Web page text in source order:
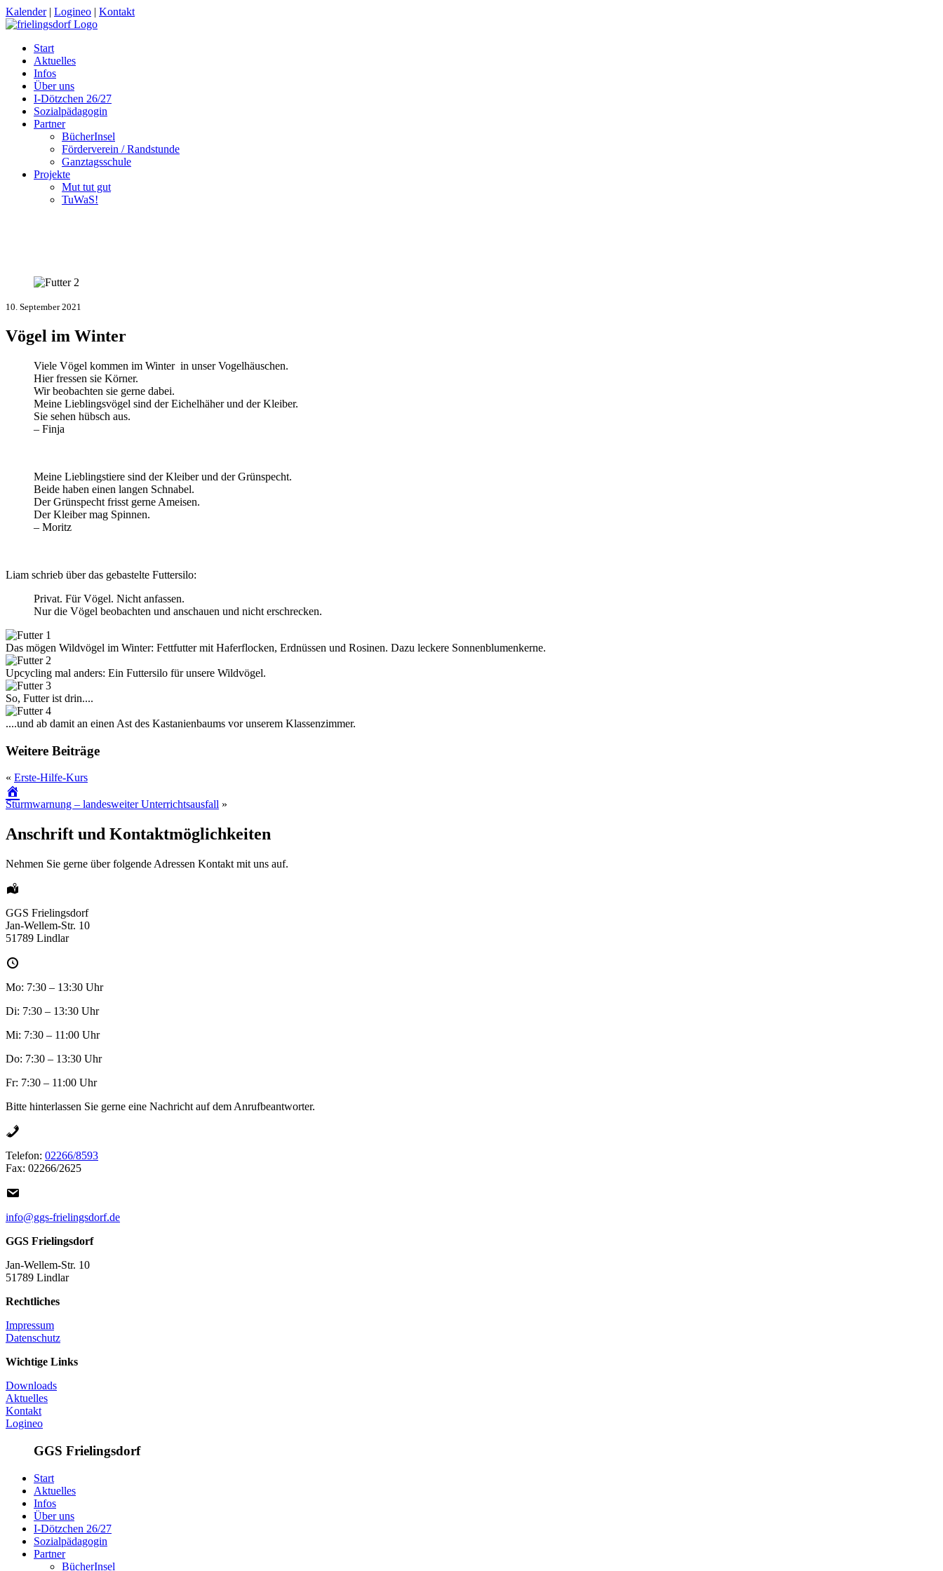
Kalender| Logineo | Kontakt
Start
Aktuelles
Infos
Über uns
I-Dötzchen 26/27
Sozialpädagogin
Partner
BücherInsel
Förderverein / Randstunde
Ganztagsschule
Projekte
Mut tut gut
TuWaS!
10. September 2021
Vögel im Winter
Viele Vögel kommen im Winter in unser Vogelhäuschen.
Hier fressen sie Körner.
Wir beobachten sie gerne dabei.
Meine Lieblingsvögel sind der Eichelhäher und der Kleiber.
Sie sehen hübsch aus.
– Finja
Meine Lieblingstiere sind der Kleiber und der Grünspecht.
Beide haben einen langen Schnabel.
Der Grünspecht frisst gerne Ameisen.
Der Kleiber mag Spinnen.
– Moritz
Liam schrieb über das gebastelte Futtersilo:
Privat. Für Vögel. Nicht anfassen.
Nur die Vögel beobachten und anschauen und nicht erschrecken.
Das mögen Wildvögel im Winter: Fettfutter mit Haferflocken, Erdnüssen und Rosinen. Dazu leckere Sonnenblumenkerne.
Upcycling mal anders: Ein Futtersilo für unsere Wildvögel.
So, Futter ist drin....
....und ab damit an einen Ast des Kastanienbaums vor unserem Klassenzimmer.
Weitere Beiträge
« Erste-Hilfe-Kurs
Sturmwarnung – landesweiter Unterrichtsausfall »
Anschrift und Kontaktmöglichkeiten
Nehmen Sie gerne über folgende Adressen Kontakt mit uns auf.
GGS Frielingsdorf
Jan-Wellem-Str. 10
51789 Lindlar
Mo: 7:30 – 13:30 Uhr
Di: 7:30 – 13:30 Uhr
Mi: 7:30 – 11:00 Uhr
Do: 7:30 – 13:30 Uhr
Fr: 7:30 – 11:00 Uhr
Bitte hinterlassen Sie gerne eine Nachricht auf dem Anrufbeantworter.
Telefon: 02266/8593
Fax: 02266/2625
info@ggs-frielingsdorf.de
GGS Frielingsdorf
Jan-Wellem-Str. 10
51789 Lindlar
Rechtliches
Impressum
Datenschutz
Wichtige Links
Downloads
Aktuelles
Kontakt
Logineo
GGS Frielingsdorf
Start
Aktuelles
Infos
Über uns
I-Dötzchen 26/27
Sozialpädagogin
Partner
BücherInsel